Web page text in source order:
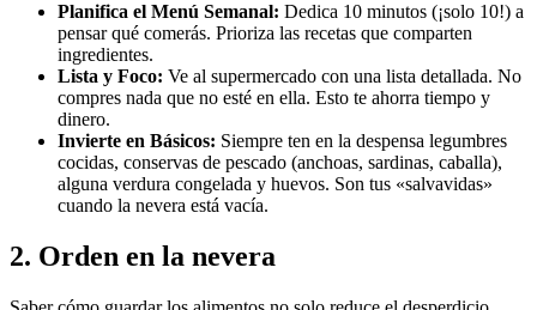
Planifica el Menú Semanal: Dedica 10 minutos (¡solo 10!) a
pensar qué comerás. Prioriza las recetas que comparten
ingredientes.
Lista y Foco: Ve al supermercado con una lista detallada. No
compres nada que no esté en ella. Esto te ahorra tiempo y
dinero.
Invierte en Básicos: Siempre ten en la despensa legumbres
cocidas, conservas de pescado (anchoas, sardinas, caballa),
alguna verdura congelada y huevos. Son tus «salvavidas»
cuando la nevera está vacía.
2. Orden en la nevera